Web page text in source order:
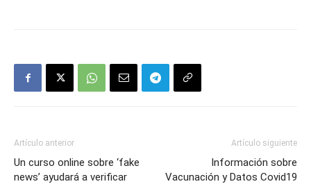
Artículo anterior
Un curso online sobre ‘fake
news’ ayudará a verificar
Artículo siguiente
Información sobre
Vacunación y Datos Covid19